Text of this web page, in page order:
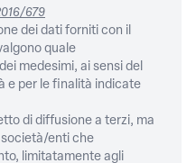
679
dei dati forniti con il
quale
medesimi, ai sensi del
e per le finalità indicate
di diffusione a terzi, ma
enti che
limitatamente agli